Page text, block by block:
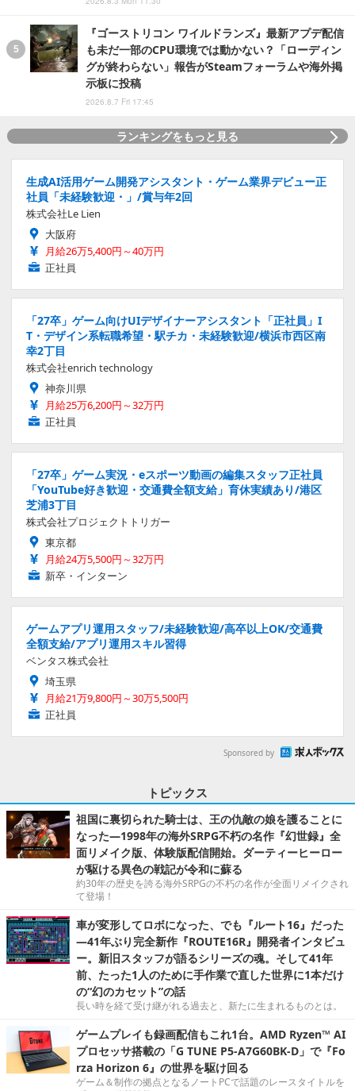
『ゴーストリコン ワイルドランズ』最新アプデ配信
も未だ一部のCPU環境では動かない？「ローディン
グが終わらない」報告がSteamフォーラムや海外掲
示板に投稿
2026.8.7 Fri 17:45
ランキングをもっと見る
生成AI活用ゲーム開発アシスタント・ゲーム業界デビュー正
社員「未経験歓迎・」/賞与年2回
株式会社Le Lien
大阪府
月給26万5,400円～40万円
正社員
「27卒」ゲーム向けUIデザイナーアシスタント「正社員」I
T・デザイン系転職希望・駅チカ・未経験歓迎/横浜市西区南
幸2丁目
株式会社enrich technology
神奈川県
月給25万6,200円～32万円
正社員
「27卒」ゲーム実況・eスポーツ動画の編集スタッフ正社員
「YouTube好き歓迎・交通費全額支給」育休実績あり/港区
芝浦3丁目
株式会社プロジェクトトリガー
東京都
月給24万5,500円～32万円
新卒・インターン
ゲームアプリ運用スタッフ/未経験歓迎/高卒以上OK/交通費
全額支給/アプリ運用スキル習得
ベンタス株式会社
埼玉県
月給21万9,800円～30万5,500円
正社員
Sponsored by
トピックス
祖国に裏切られた騎士は、王の仇敵の娘を護ることに
なった―1998年の海外SRPG不朽の名作『幻世録』全
面リメイク版、体験版配信開始。ダーティーヒーロー
が駆ける異色の戦記が令和に蘇る
約30年の歴史を誇る海外SRPGの不朽の名作が全面リメイクされ
て登場！
車が変形してロボになった、でも『ルート16』だった
―41年ぶり完全新作『ROUTE16R』開発者インタビュ
ー。新旧スタッフが語るシリーズの魂。そして41年
前、たった1人のために手作業で直した世界に1本だけ
の“幻のカセット”の話
長い時を経て受け継がれる過去と、新たに生まれるものとは。
ゲームプレイも録画配信もこれ1台。AMD Ryzen™ AI
プロセッサ搭載の「G TUNE P5-A7G60BK-D」で『Fo
rza Horizon 6』の世界を駆け回る
ゲーム＆制作の拠点となるノートPCで話題のレースタイトルを